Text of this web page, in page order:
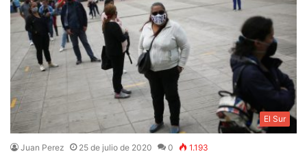
El Sur
Juan Perez 25 de julio de 2020 0 1.193